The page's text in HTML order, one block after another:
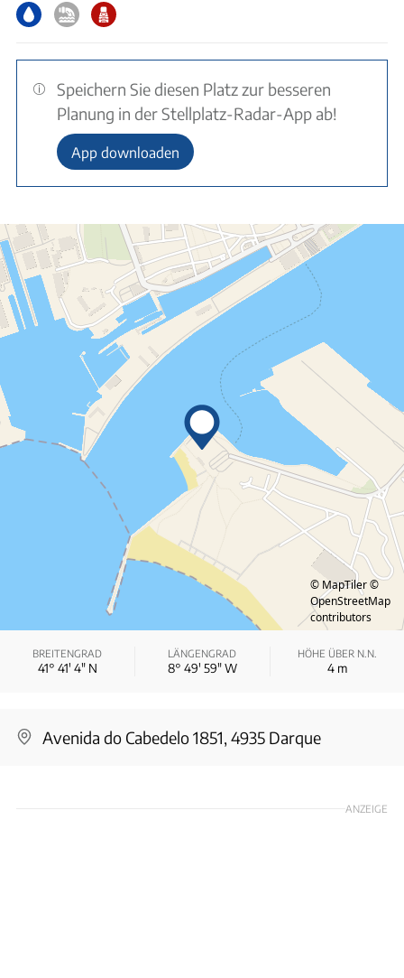
Speichern Sie diesen Platz zur besseren
Planung in der Stellplatz-Radar-App ab!
App downloaden
© MapTiler ©
OpenStreetMap
contributors
BREITENGRAD
41° 41′ 4″ N
LÄNGENGRAD
8° 49′ 59″ W
HÖHE ÜBER N.N.
4m
Avenida do Cabedelo 1851, 4935 Darque
ANZEIGE